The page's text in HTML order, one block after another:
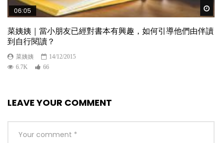
06:05
菜姨姨｜當小朋友已經對書本有興趣，如何引導他們由伴讀
到自行閱讀？
菜姨姨
14/12/2015
6.7K
66
LEAVE YOUR COMMENT